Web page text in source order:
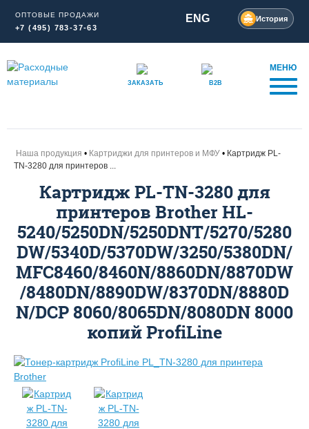
ОПТОВЫЕ ПРОДАЖИ
+7 (495) 783-37-63
ENG История
ЗАКАЗАТЬ B2B
МЕНЮ
Наша продукция Картриджи для принтеров и МФУ
Картридж PL-
TN-3280 для принтеров ...
Картридж PL-TN-3280 для
принтеров Brother HL-
5240/5250DN/5250DNT/5270/5280
DW/5340D/5370DW/3250/5380DN/
MFC8460/8460N/8860DN/8870DW
/8480DN/8890DW/8370DN/8880D
N/DCP 8060/8065DN/8080DN 8000
копий ProfiLine